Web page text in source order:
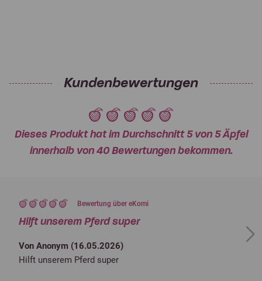
Kundenbewertungen
Dieses Produkt hat im Durchschnitt 5 von 5 Äpfel
innerhalb von 40 Bewertungen bekommen.
Bewertung über eKomi
Hilft unserem Pferd super
Von Anonym (16.05.2026)
Hilft unserem Pferd super
Next